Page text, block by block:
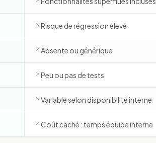
Risque de régression élevé
Absente ou générique
Peu ou pas de tests
Variable selon disponibilité interne
Coût caché : temps équipe interne